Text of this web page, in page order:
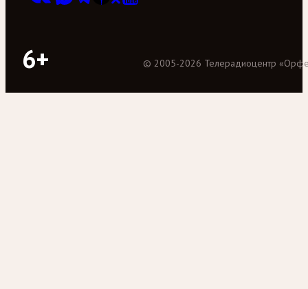
6+ © 2005-2026 Телерадиоцентр